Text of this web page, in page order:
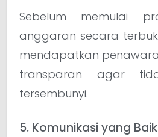
Sebelum memulai
anggaran secara
mendapatkan
transparan agar
tersembunyi.
5. Komunikasi yang Baik